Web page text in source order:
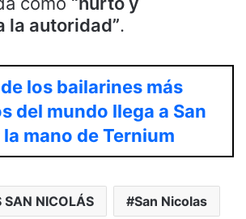
la autoridad”.
de los bailarines más
del mundo llega a San
mano de Ternium
SAN NICOLÁS San Nicolas